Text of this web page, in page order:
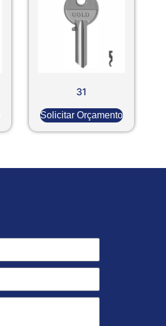
31
Solicitar Orçamento